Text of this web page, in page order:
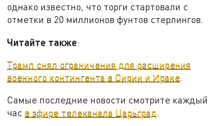
однако известно, что торги стартовали с
отметки в 20 миллионов фунтов стерлингов.
Читайте также:
Трамп снял ограничения для расширения
военного контингента в Сирии и Ираке.
Самые последние новости смотрите каждый
час в эфире телеканала Царьград.